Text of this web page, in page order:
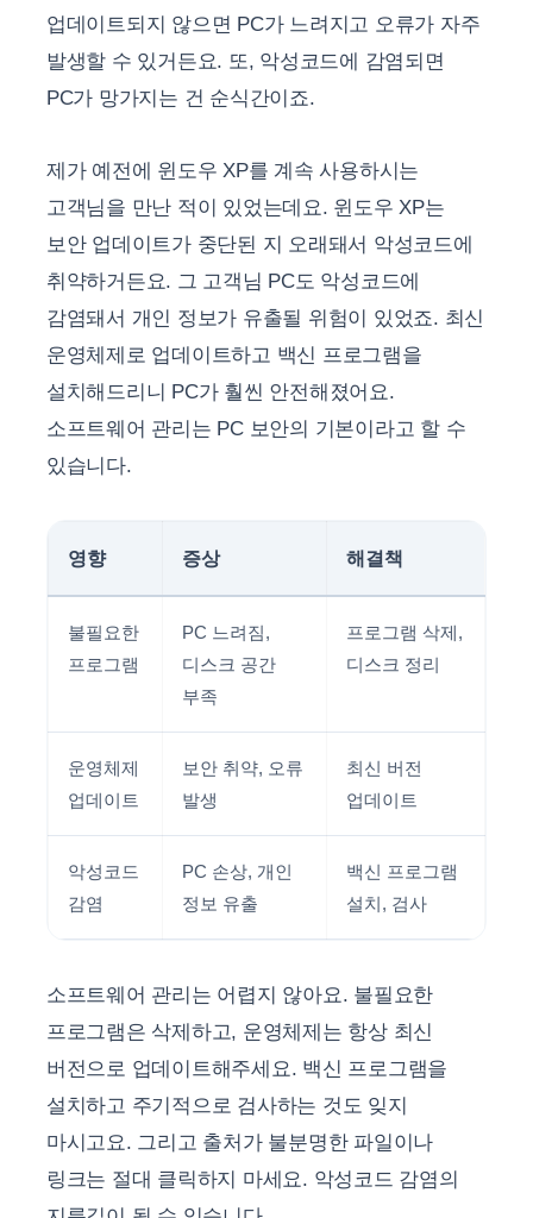
업데이트되지 않으면 PC가 느려지고 오류가 자주
발생할 수 있거든요. 또, 악성코드에 감염되면
PC가 망가지는 건 순식간이죠.
제가 예전에 윈도우 XP를 계속 사용하시는
고객님을 만난 적이 있었는데요. 윈도우 XP는
보안 업데이트가 중단된 지 오래돼서 악성코드에
취약하거든요. 그 고객님 PC도 악성코드에
감염돼서 개인 정보가 유출될 위험이 있었죠. 최신
운영체제로 업데이트하고 백신 프로그램을
설치해드리니 PC가 훨씬 안전해졌어요.
소프트웨어 관리는 PC 보안의 기본이라고 할 수
있습니다.
영향 증상 해결책
불필요한
프로그램
PC 느려짐,
디스크 공간
부족
프로그램 삭제,
디스크 정리
운영체제
업데이트
보안 취약, 오류
발생
최신 버전
업데이트
악성코드
감염
PC 손상, 개인
정보 유출
백신 프로그램
설치, 검사
소프트웨어 관리는 어렵지 않아요. 불필요한
프로그램은 삭제하고, 운영체제는 항상 최신
버전으로 업데이트해주세요. 백신 프로그램을
설치하고 주기적으로 검사하는 것도 잊지
마시고요. 그리고 출처가 불분명한 파일이나
링크는 절대 클릭하지 마세요. 악성코드 감염의